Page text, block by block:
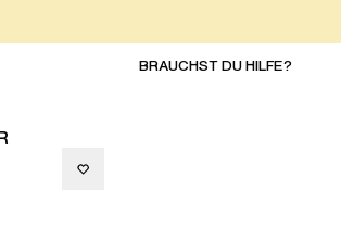
BRAUCHST DU HILFE?